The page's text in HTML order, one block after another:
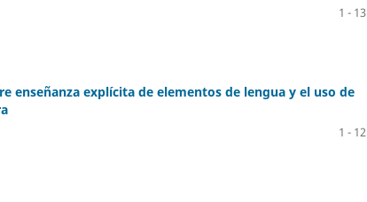
1 - 13
enseñanza explícita de elementos de lengua y el uso de
1 - 12